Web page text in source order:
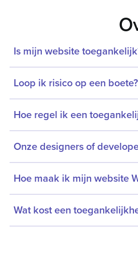
Is mijn website
Loop ik risico op een boete?
Hoe regel ik een
Onze designers of
Hoe maak ik mijn website
Wat kost een